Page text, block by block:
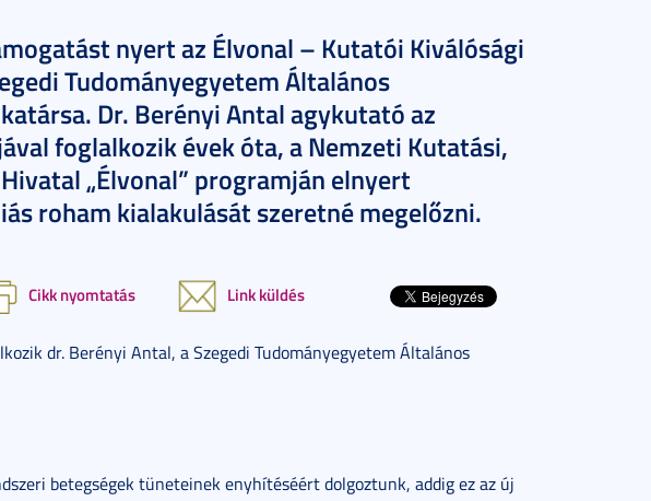
nyert az Élvonal – Kutatói Kiválósági
Tudományegyetem Általános
Dr. Berényi Antal agykutató az
foglalkozik évek óta, a Nemzeti Kutatási,
„Élvonal” programján elnyert
roham kialakulását szeretné megelőzni.
Cikk nyomtatás Link küldés
dr. Berényi Antal, a Szegedi Tudományegyetem Általános
betegségek tüneteinek enyhítéséért dolgoztunk, addig ez az új